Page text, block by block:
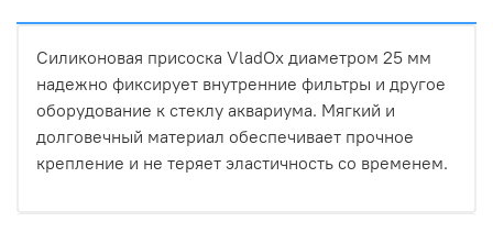
Силиконовая присоска VladOx диаметром 25 мм
надежно фиксирует внутренние фильтры и другое
оборудование к стеклу аквариума. Мягкий и
долговечный материал обеспечивает прочное
крепление и не теряет эластичность со временем.